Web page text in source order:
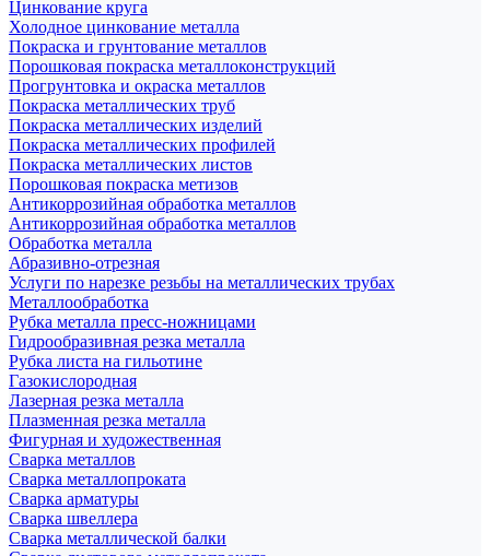
Цинкование круга
Холодное цинкование металла
Покраска и грунтование металлов
Порошковая покраска металлоконструкций
Прогрунтовка и окраска металлов
Покраска металлических труб
Покраска металлических изделий
Покраска металлических профилей
Покраска металлических листов
Порошковая покраска метизов
Антикоррозийная обработка металлов
Антикоррозийная обработка металлов
Обработка металла
Абразивно-отрезная
Услуги по нарезке резьбы на металлических трубах
Металлообработка
Рубка металла пресс-ножницами
Гидрообразивная резка металла
Рубка листа на гильотине
Газокислородная
Лазерная резка металла
Плазменная резка металла
Фигурная и художественная
Сварка металлов
Сварка металлопроката
Сварка арматуры
Сварка швеллера
Сварка металлической балки